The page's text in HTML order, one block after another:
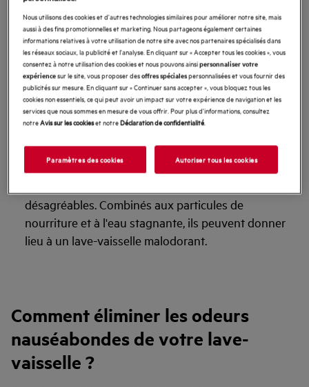
mare d'eau stagnante en été : elle commence à
sentir au bout d'un certain temps.
Filtres sales :les filtres du lave-vaisselle retiennent
les grosses particules d'aliments. Si vous ne les
nettoyez pas régulièrement, ils peuvent être
obstrués par des particules d'aliments, ce qui
provoque une odeur désagréable dans le lave-
Vieilles graisses et résidus de savon :les résidus de
savon et de graisse qui s'accumulent au fil du temps
désagréables. Combinés aux particules de
nourriture et à l'eau stagnante, ils peuvent donner
lieu à un lave-vaisselle malodorant.
Comment éliminer les odeurs
nauséabondes de votre lave-
vaisselle ?
Nous utilisons des cookies et d'autres technologies similaires pour améliorer notre site, mais
aussi à des fins promotionnelles et marketing. Nous partageons également certaines
informations relatives à votre utilisation de notre site avec nos partenaires spécialisés dans
les réseaux sociaux, la publicité et l'analyse. En cliquant sur « Accepter tous les cookies », vous
consentez à notre utilisation des cookies et nous pouvons ainsipersonnaliser votre
expériencesur le site, vous proposer desoffres spécialespersonnalisées et vous fournir des
publicités sur mesure. En cliquant sur « Continuer sans accepter », vous bloquez tous les
cookies non essentiels, ce qui peut avoir un impact sur votre expérience de navigation et les
services que nous sommes en mesure de vous offrir. Pour plus d'informations, consultez
notreAvis sur les cookieset notreDéclaration de confidentialité
Paramètres des cookies Autoriser tous les cookies